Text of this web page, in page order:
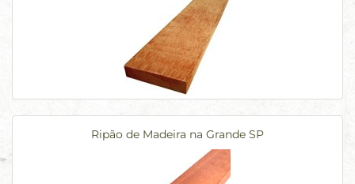
Ripão de Madeira na Grande SP